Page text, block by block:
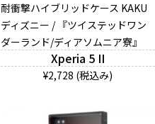
耐衝撃ハイブリッドケース KAKU
ディズニー / 『ツイステッドワン
ダーランド/ディアソムニア寮』
Xperia 5 II
¥2,728 (税込み)